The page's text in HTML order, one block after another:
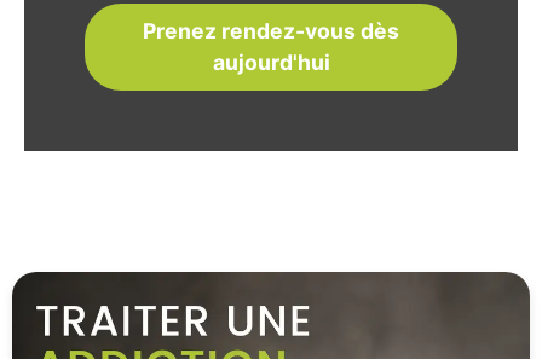
Prenez rendez-vous dès
aujourd'hui